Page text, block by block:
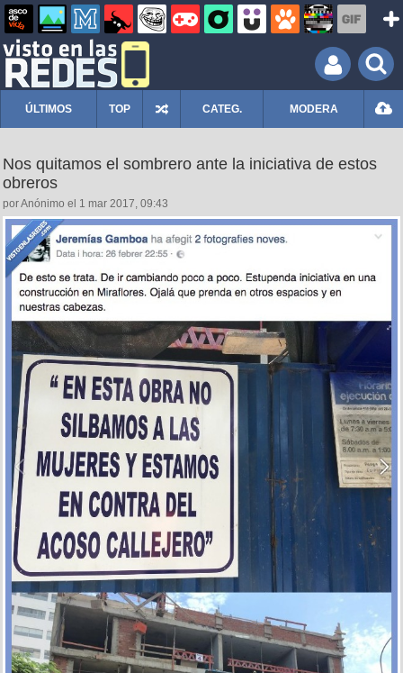
ÚLTIMOS TOP CATEG. MODERA
Nos quitamos el sombrero ante la iniciativa de estos
obreros
por Anónimo el 1 mar 2017, 09:43